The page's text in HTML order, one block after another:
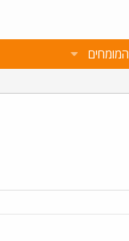
המומחים